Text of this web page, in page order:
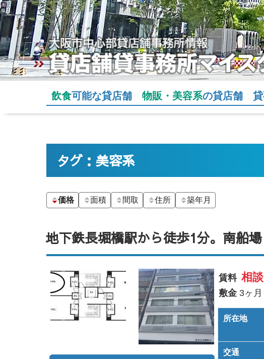
飲食可能な貸店舗 物販・美容系の貸店舗
タグ：美容系
価格 面積 間取 住所 築年月
地下鉄長堀橋駅から徒歩1分。南船場
賃料 相談
敷金 3ヶ月
所在地
交通